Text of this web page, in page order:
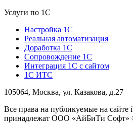
Услуги по 1С
Настройка 1С
Реальная автоматизация
Доработка 1С
Сопровождение 1С
Интеграция 1С с сайтом
1С ИТС
105064, Москва, ул. Казакова, д.27
Все права на публикуемые на сайте
принадлежат ООО «АйБиТи Софт»